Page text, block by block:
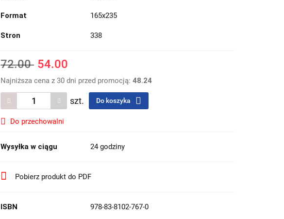
Format 165x235
Stron 338
72.00 54.00
Najniższa cena z 30 dni przed promocją:48.24
szt. Do koszyka
Do przechowalni
Wysyłka w ciągu 24 godziny
Pobierz produkt do PDF
ISBN 978-83-8102-767-0